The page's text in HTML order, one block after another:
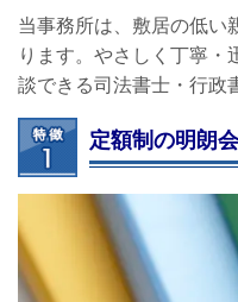
当事務所は、敷居の低い
ります。やさしく丁寧・
談できる司法書士・行政
定額制の明朗